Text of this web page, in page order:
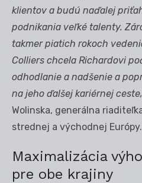
klientov a budú naďalej
podnikania veľké talenty.
takmer piatich rokoch
Colliers chcela Richardovi
odhodlanie a nadšenie a
na jeho ďalšej kariérnej
Wolinska, generálna
strednej a východnej Európy.
Maximalizácia
pre obe krajiny